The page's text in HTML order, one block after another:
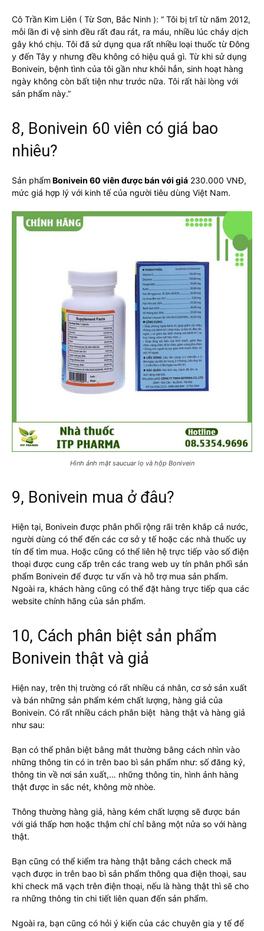
Cô Trần Kim Liên ( Từ Sơn, Bắc Ninh ): “ Tôi bị trĩ từ năm 2012,
mỗi lần đi vệ sinh đều rất đau rát, ra máu, nhiều lúc chảy dịch
gây khó chịu. Tôi đã sử dụng qua rất nhiều loại thuốc từ Đông
y đến Tây y nhưng đều không có hiệu quả gì. Từ khi sử dụng
Bonivein, bệnh tình của tôi gần như khỏi hẳn, sinh hoạt hàng
ngày không còn bất tiện như trước nữa. Tôi rất hài lòng với
sản phẩm này.”
8, Bonivein 60 viên có giá bao
nhiêu?
Sản phẩm Bonivein 60 viên được bán với giá 230.000 VNĐ,
mức giá hợp lý với kinh tế của người tiêu dùng Việt Nam.
Hình ảnh mặt saucuar lọ và hộp Bonivein
9, Bonivein mua ở đâu?
Hiện tại, Bonivein được phân phối rộng rãi trên khắp cả nước,
người dùng có thể đến các cơ sở y tế hoặc các nhà thuốc uy
tín để tìm mua. Hoặc cũng có thể liên hệ trực tiếp vào số điện
thoại được cung cấp trên các trang web uy tín phân phối sản
phẩm Bonivein để được tư vấn và hỗ trợ mua sản phẩm.
Ngoài ra, khách hàng cũng có thể đặt hàng trực tiếp qua các
website chính hãng của sản phẩm.
10, Cách phân biệt sản phẩm
Bonivein thật và giả
Hiện nay, trên thị trường có rất nhiều cá nhân, cơ sở sản xuất
và bán những sản phẩm kém chất lượng, hàng giả của
Bonivein. Có rất nhiều cách phân biệt hàng thật và hàng giả
như sau:
Bạn có thể phân biệt bằng mắt thường bằng cách nhìn vào
những thông tin có in trên bao bì sản phẩm như: số đăng ký,
thông tin về nơi sản xuất,… những thông tin, hình ảnh hàng
thật được in sắc nét, không mờ nhòe.
Thông thường hàng giả, hàng kém chất lượng sẽ được bán
với giá thấp hơn hoặc thậm chí chỉ bằng một nửa so với hàng
thật.
Bạn cũng có thể kiểm tra hàng thật bằng cách check mã
vạch được in trên bao bì sản phẩm thông qua điện thoại, sau
khi check mã vạch trên điện thoại, nếu là hàng thật thì sẽ cho
ra những thông tin chi tiết liên quan đến sản phẩm.
Ngoài ra, bạn cũng có hỏi ý kiến của các chuyên gia y tế để